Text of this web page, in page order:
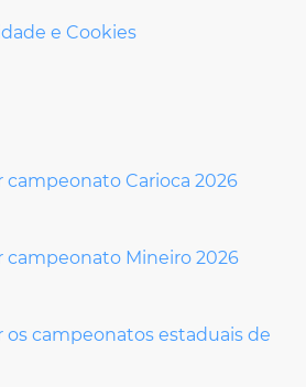
e Cookies
campeonato Carioca 2026
campeonato Mineiro 2026
os campeonatos estaduais de